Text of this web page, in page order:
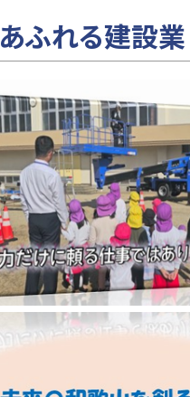
ふれる建設業